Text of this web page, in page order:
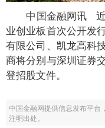
中国金融网讯 近
业创业板首次公开发
有限公司、凯龙高科
商将分别与深圳证券
登招股文件。
中国金融网提供信息发布平台
注明出处。